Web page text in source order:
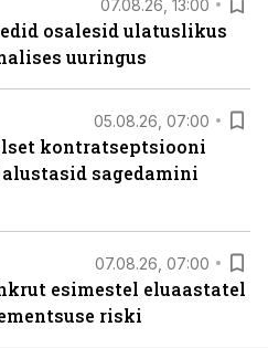
07.08.26, 13:00
osalesid ulatuslikus
uuringus
05.08.26, 07:00
kontratseptsiooni
sagedamini
07.08.26, 07:00
esimestel eluaastatel
riski